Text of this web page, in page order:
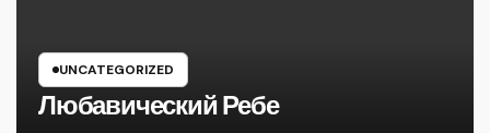
UNCATEGORIZED
Любавический Ребе